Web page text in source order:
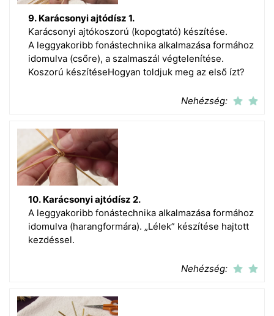
9. Karácsonyi ajtódísz 1.
Karácsonyi ajtókoszorú (kopogtató) készítése.
A leggyakoribb fonástechnika alkalmazása formához
idomulva (csőre), a szalmaszál végtelenítése.
Koszorú készítéseHogyan toldjuk meg az első ízt?
Nehézség:
10. Karácsonyi ajtódísz 2.
A leggyakoribb fonástechnika alkalmazása formához
idomulva (harangformára). „Lélek” készítése hajtott
kezdéssel.
Nehézség: